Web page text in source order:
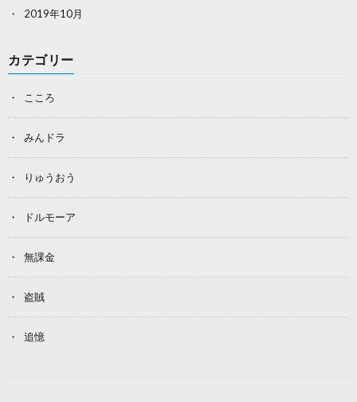
2019年10月
カテゴリー
こころ
みんドラ
りゅうおう
ドルモーア
無課金
盗賊
追憶